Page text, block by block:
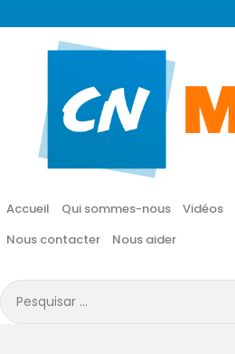
Accueil Qui sommes-nous Vidéos
Nous contacter
Nous aider
Pesquisar
por:
CN MÉDIA
Une vie nouvelle en
Vidéos
Boutique